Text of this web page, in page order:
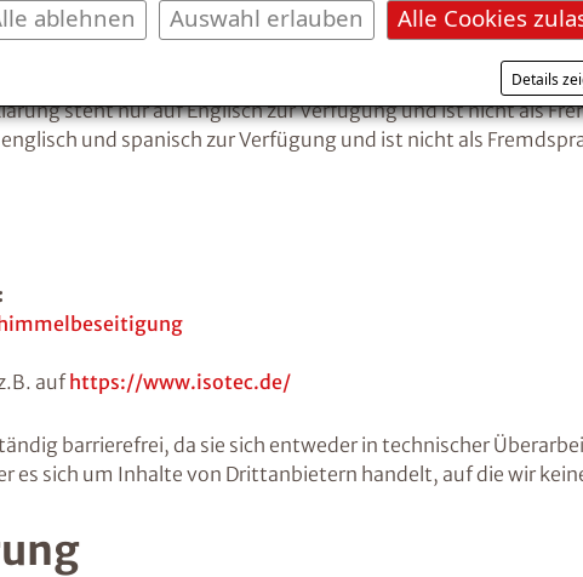
Alle Cookies
Auswahl erlauben
ablehnen
Details
ausgezeichnet
zur Verfügung und ist nicht als Fremdsprache
steht nur auf Englisch zur Verfügung und ist nicht als
und spanisch zur Verfügung und ist nicht als
auf https://www.isotec.de/
barrierefrei, da sie sich entweder in technischer
sich um Inhalte von Drittanbietern handelt, auf die wir